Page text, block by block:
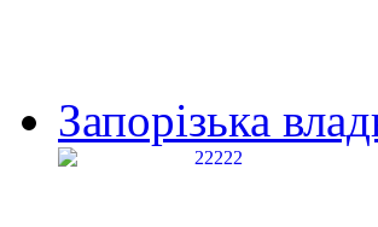
Запорізька